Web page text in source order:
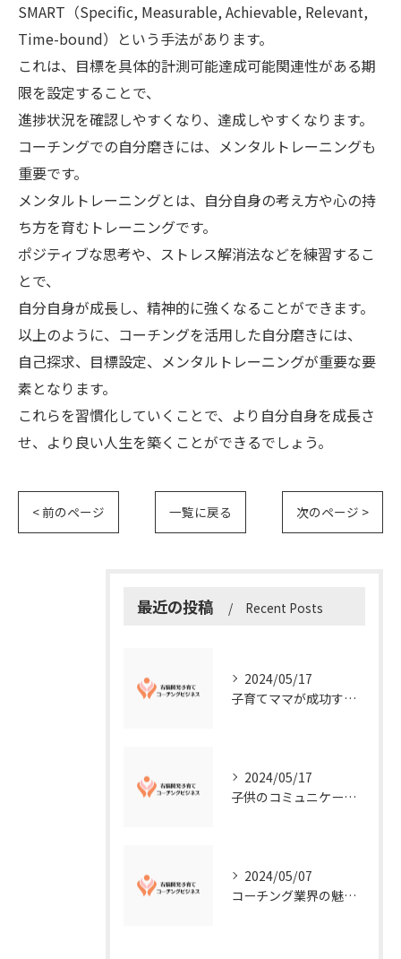
SMART（Specific, Measurable, Achievable, Relevant,
Time-bound）という手法があります。
これは、目標を具体的計測可能達成可能関連性がある期
限を設定することで、
進捗状況を確認しやすくなり、達成しやすくなります。
コーチングでの自分磨きには、メンタルトレーニングも
重要です。
メンタルトレーニングとは、自分自身の考え方や心の持
ち方を育むトレーニングです。
ポジティブな思考や、ストレス解消法などを練習するこ
とで、
自分自身が成長し、精神的に強くなることができます。
以上のように、コーチングを活用した自分磨きには、
自己探求、目標設定、メンタルトレーニングが重要な要
素となります。
これらを習慣化していくことで、より自分自身を成長さ
せ、より良い人生を築くことができるでしょう。
< 前のページ 一覧に戻る 次のページ >
最近の投稿 Recent Posts
2024/05/17
子育てママが成功する右脳開発子育てコーチングビジネスの秘訣
2024/05/17
子供のコミュニケーション能力を向上させる方法：右脳開発子育てコーチングビジネス業界からのアドバイス
2024/05/07
コーチング業界の魅力に迫る！今知るべきこととは？